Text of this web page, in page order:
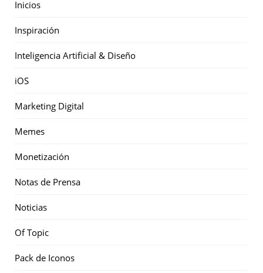
Inicios
Inspiración
Inteligencia Artificial & Diseño
iOS
Marketing Digital
Memes
Monetización
Notas de Prensa
Noticias
Of Topic
Pack de Iconos